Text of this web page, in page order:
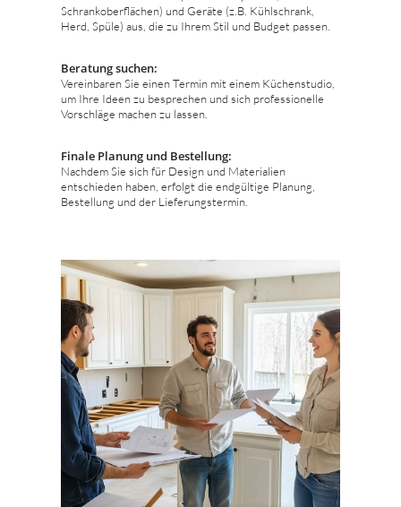
Schrankoberflächen) und Geräte (z.B. Kühlschrank,
Herd, Spüle) aus, die zu Ihrem Stil und Budget passen.
Beratung suchen:
Vereinbaren Sie einen Termin mit einem Küchenstudio,
um Ihre Ideen zu besprechen und sich professionelle
Vorschläge machen zu lassen.
Finale Planung und Bestellung:
Nachdem Sie sich für Design und Materialien
entschieden haben, erfolgt die endgültige Planung,
Bestellung und der Lieferungstermin.